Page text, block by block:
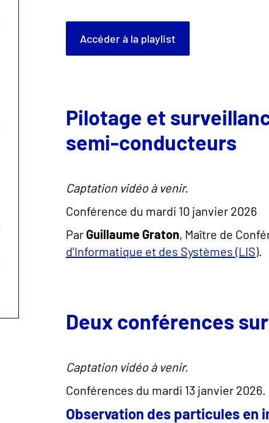
Accéder à la playlist
Pilotage et
semi-conducteurs
Captation vidéo à venir.
Conférence du mardi 10 janvier 2026
Par Guillaume Graton, Maître de
d'Informatique et des Systèmes (LIS).
Deux conférences
Captation vidéo à venir.
Conférences du mardi 13 janvier 2026.
Observation des particules